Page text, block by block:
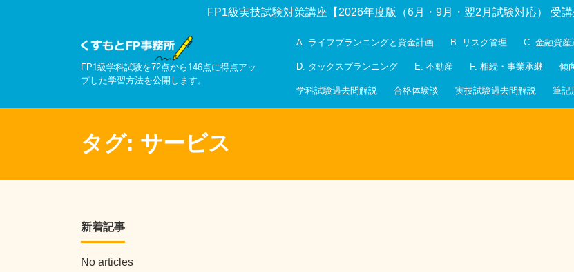
FP1級実技試験対策講座【2026年度版（6月・9月・翌2月試験対応） 受講
FP1級学科試験を72点から146点に得点アッ
プした学習方法を公開します。
A. ライフプランニングと資金計画 B. リスク管理 C. 金融資産
D. タックスプランニング E. 不動産 F. 相続・事業承継 傾
学科試験過去問解説 合格体験談 実技試験過去問解説 筆記
タグ: サービス
新着記事
No articles